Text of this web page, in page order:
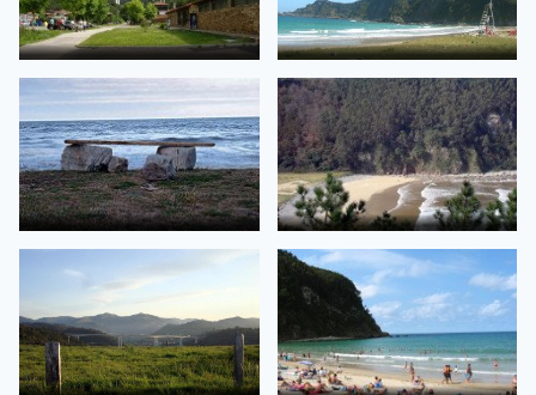
San Pedro de la Rivera
de magoncan
Playa San Pedro
de PGS
Playa de San Pedro
de estudiooberon.com